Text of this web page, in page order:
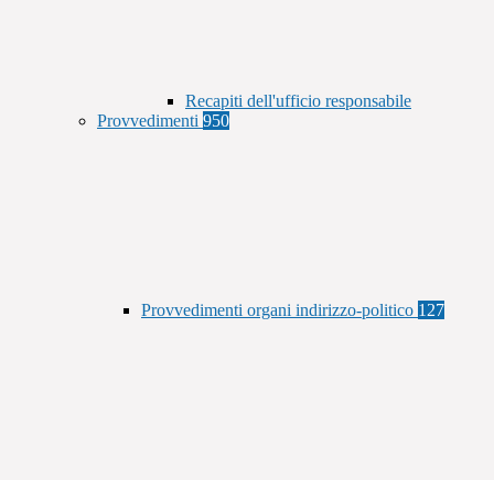
Recapiti dell'ufficio responsabile
Provvedimenti 950
Provvedimenti organi indirizzo-politico 127